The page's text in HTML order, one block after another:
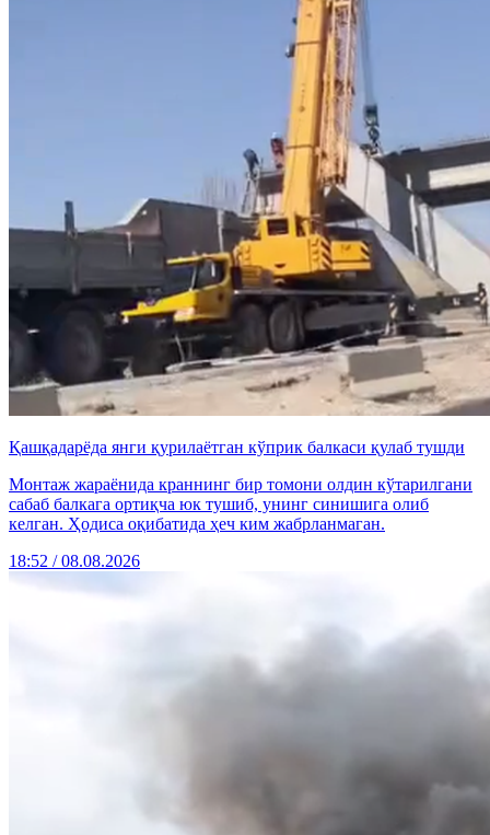
Қашқадарёда янги қурилаётган кўприк балкаси қулаб тушди
Монтаж жараёнида краннинг бир томони олдин кўтарилгани
сабаб балкага ортиқча юк тушиб, унинг синишига олиб
келган. Ҳодиса оқибатида ҳеч ким жабрланмаган.
18:52 / 08.08.2026